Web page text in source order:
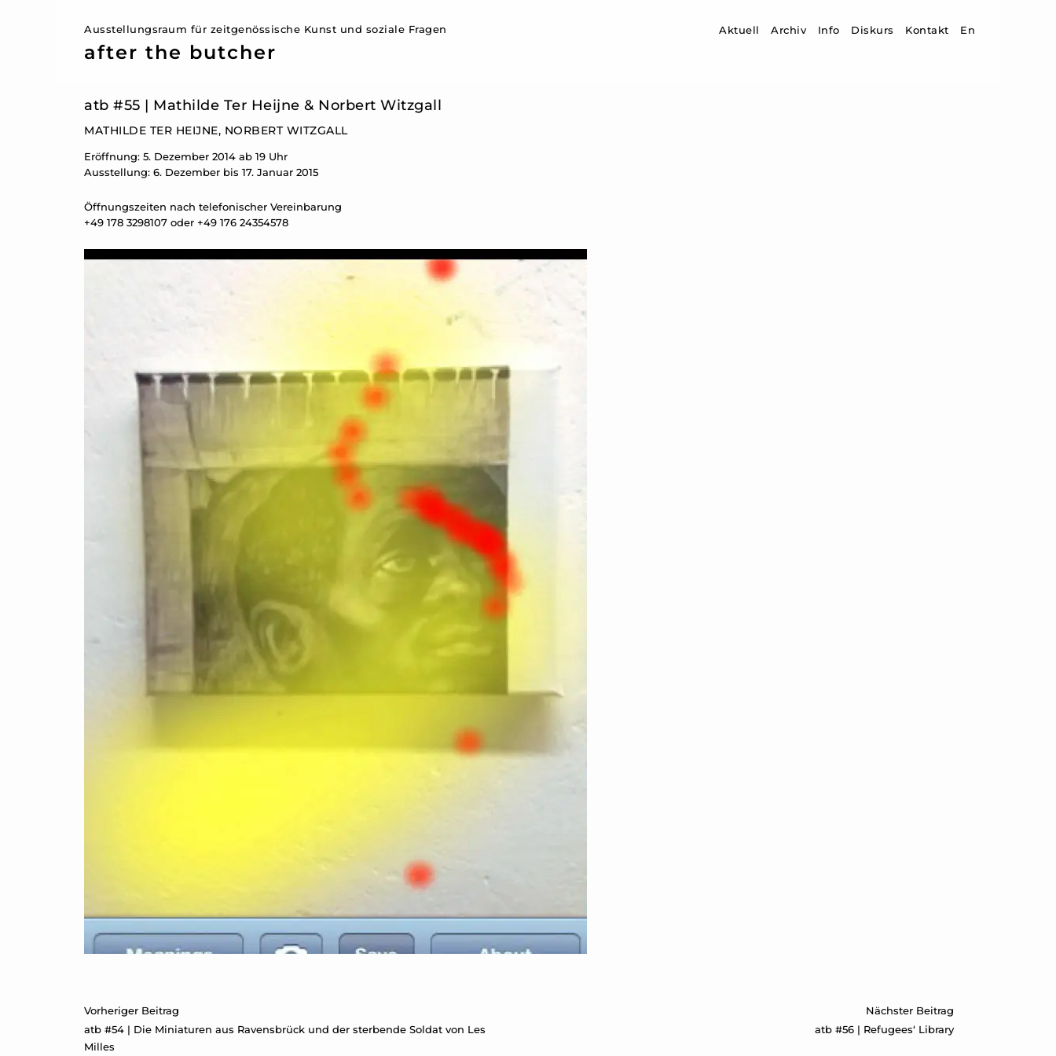
Ausstellungsraum für zeitgenössische Kunst und soziale Fragen
after the butcher
Aktuell Archiv Info Diskurs Kontakt En
atb #55 | Mathilde Ter Heijne & Norbert Witzgall
MATHILDE TER HEIJNE, NORBERT WITZGALL
Eröffnung: 5. Dezember 2014 ab 19 Uhr
Ausstellung: 6. Dezember bis 17. Januar 2015
Öffnungszeiten nach telefonischer Vereinbarung
+49 178 3298107 oder +49 176 24354578
Vorheriger Beitrag
atb #54 | Die Miniaturen aus Ravensbrück und der sterbende Soldat von Les
Milles
Nächster Beitrag
atb #56 | Refugees‘ Library